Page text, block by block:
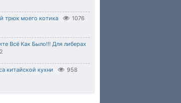
трюк моего котика 1076
Всё Как Было!!! Для либерах
китайской кухни 958